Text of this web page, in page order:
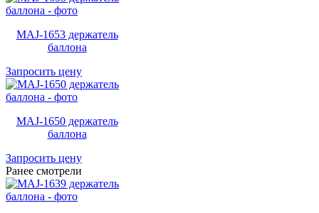
MAJ-1653 держатель
баллона
Запросить цену
MAJ-1650 держатель
баллона
Запросить цену
Ранее смотрели